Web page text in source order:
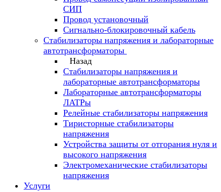
СИП
Провод установочный
Сигнально-блокировочный кабель
Стабилизаторы напряжения и лабораторные
автотрансформаторы
Назад
Стабилизаторы напряжения и
лабораторные автотрансформаторы
Лабораторные автотрансформаторы
ЛАТРы
Релейные стабилизаторы напряжения
Тиристорные стабилизаторы
напряжения
Устройства защиты от отгорания нуля и
высокого напряжения
Электромеханические стабилизаторы
напряжения
Услуги